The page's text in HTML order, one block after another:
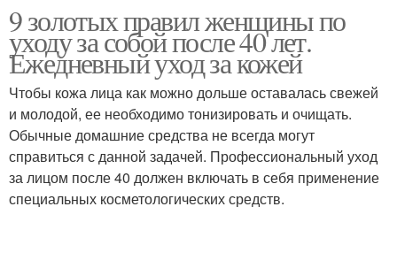
9 золотых правил женщины по
уходу за собой после 40 лет.
Ежедневный уход за кожей
Чтобы кожа лица как можно дольше оставалась свежей
и молодой, ее необходимо тонизировать и очищать.
Обычные домашние средства не всегда могут
справиться с данной задачей. Профессиональный уход
за лицом после 40 должен включать в себя применение
специальных косметологических средств.